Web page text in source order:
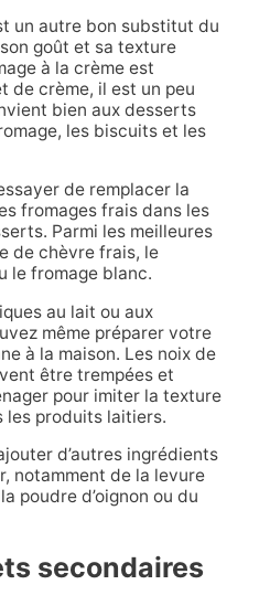
un autre bon substitut du
goût et sa texture
à la crème est
de crème, il est un peu
bien aux desserts
les biscuits et les
de remplacer la
fromages frais dans les
Parmi les meilleures
de chèvre frais, le
le fromage blanc.
au lait ou aux
même préparer votre
à la maison. Les noix de
être trempées et
pour imiter la texture
les produits laitiers.
d’autres ingrédients
notamment de la levure
poudre d’oignon ou du
secondaires